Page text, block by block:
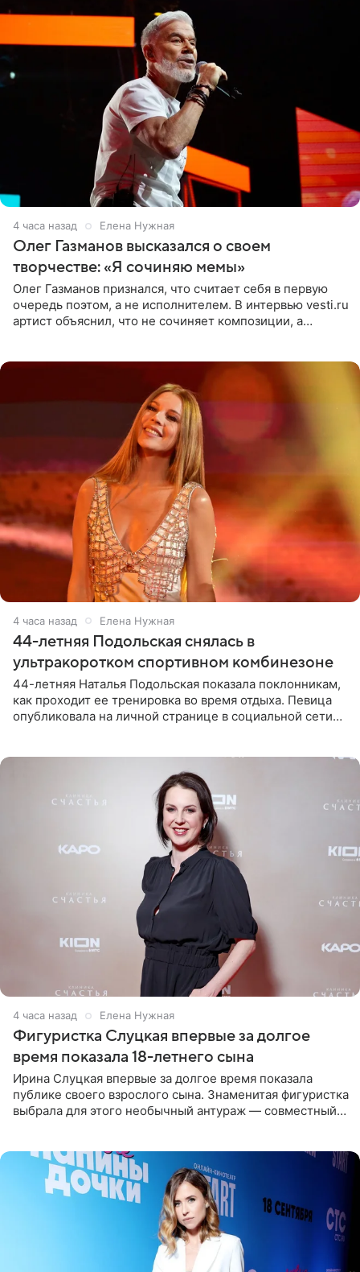
4 часа назад Елена Нужная
Олег Газманов высказался о своем
творчестве: «Я сочиняю мемы»
Олег Газманов признался, что считает себя в первую
очередь поэтом, а не исполнителем. В интервью vesti.ru
артист объяснил, что не сочиняет композиции, а
4 часа назад Елена Нужная
44-летняя Подольская снялась в
ультракоротком спортивном комбинезоне
44-летняя Наталья Подольская показала поклонникам,
как проходит ее тренировка во время отдыха. Певица
опубликовала на личной странице в социальной сети
4 часа назад Елена Нужная
Фигуристка Слуцкая впервые за долгое
время показала 18-летнего сына
Ирина Слуцкая впервые за долгое время показала
публике своего взрослого сына. Знаменитая фигуристка
выбрала для этого необычный антураж — совместный